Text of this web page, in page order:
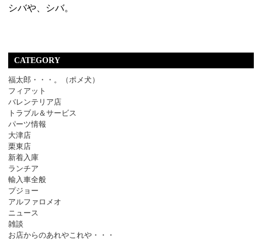
シバや、シバ。
CATEGORY
福太郎・・・。（ポメ犬）
フィアット
バレンテリア店
トラブル＆サービス
パーツ情報
大津店
栗東店
新着入庫
ランチア
輸入車全般
プジョー
アルファロメオ
ニュース
雑談
お店からのあれやこれや・・・